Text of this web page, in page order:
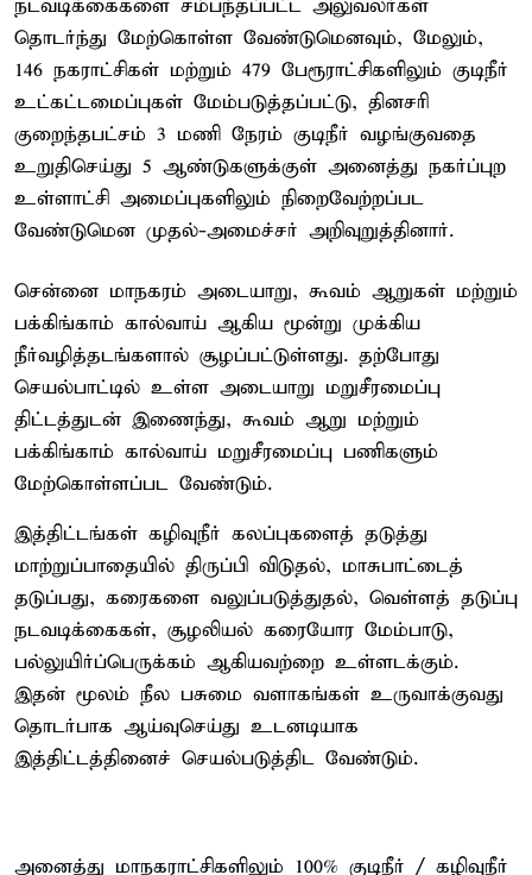
நடவடிக்கைகளை சம்பந்தப்பட்ட அலுவலர்கள்
தொடர்ந்து மேற்கொள்ள வேண்டுமெனவும், மேலும்,
146 நகராட்சிகள் மற்றும் 479 பேரூராட்சிகளிலும் குடிநீர்
உட்கட்டமைப்புகள் மேம்படுத்தப்பட்டு, தினசரி
குறைந்தபட்சம் 3 மணி நேரம் குடிநீர் வழங்குவதை
உறுதிசெய்து 5 ஆண்டுகளுக்குள் அனைத்து நகர்ப்புற
உள்ளாட்சி அமைப்புகளிலும் நிறைவேற்றப்பட
வேண்டுமென முதல்-அமைச்சர் அறிவுறுத்தினார்.
சென்னை மாநகரம் அடையாறு, கூவம் ஆறுகள் மற்றும்
பக்கிங்காம் கால்வாய் ஆகிய மூன்று முக்கிய
நீர்வழித்தடங்களால் சூழப்பட்டுள்ளது. தற்போது
செயல்பாட்டில் உள்ள அடையாறு மறுசீரமைப்பு
திட்டத்துடன் இணைந்து, கூவம் ஆறு மற்றும்
பக்கிங்காம் கால்வாய் மறுசீரமைப்பு பணிகளும்
மேற்கொள்ளப்பட வேண்டும்.
இத்திட்டங்கள் கழிவுநீர் கலப்புகளைத் தடுத்து
மாற்றுப்பாதையில் திருப்பி விடுதல், மாசுபாட்டைத்
தடுப்பது, கரைகளை வலுப்படுத்துதல், வெள்ளத் தடுப்பு
நடவடிக்கைகள், சூழலியல் கரையோர மேம்பாடு,
பல்லுயிர்ப்பெருக்கம் ஆகியவற்றை உள்ளடக்கும்.
இதன் மூலம் நீல பசுமை வளாகங்கள் உருவாக்குவது
தொடர்பாக ஆய்வுசெய்து உடனடியாக
இத்திட்டத்தினைச் செயல்படுத்திட வேண்டும்.
அனைத்து மாநகராட்சிகளிலும் 100% குடிநீர் / கழிவுநீர்